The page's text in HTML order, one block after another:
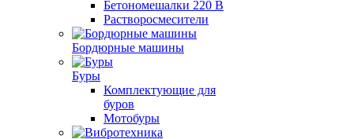
Бетономешалки 220 В
Растворосмесители
Бордюрные машины
Буры
Комплектующие для
буров
Мотобуры